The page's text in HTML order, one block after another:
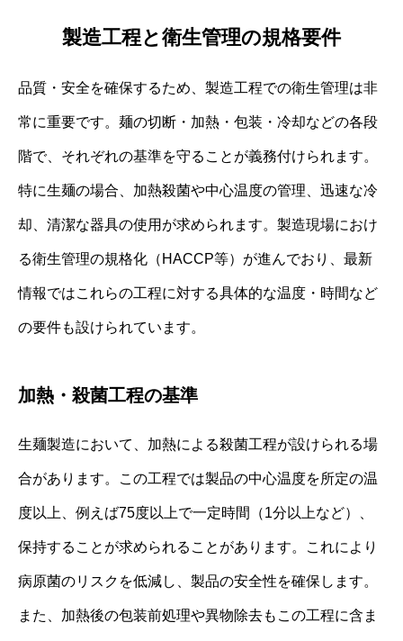
製造工程と衛生管理の規格要件
品質・安全を確保するため、製造工程での衛生管理は非
常に重要です。麺の切断・加熱・包装・冷却などの各段
階で、それぞれの基準を守ることが義務付けられます。
特に生麺の場合、加熱殺菌や中心温度の管理、迅速な冷
却、清潔な器具の使用が求められます。製造現場におけ
る衛生管理の規格化（HACCP等）が進んでおり、最新
情報ではこれらの工程に対する具体的な温度・時間など
の要件も設けられています。
加熱・殺菌工程の基準
生麺製造において、加熱による殺菌工程が設けられる場
合があります。この工程では製品の中心温度を所定の温
度以上、例えば75度以上で一定時間（1分以上など）、
保持することが求められることがあります。これにより
病原菌のリスクを低減し、製品の安全性を確保します。
また、加熱後の包装前処理や異物除去もこの工程に含ま